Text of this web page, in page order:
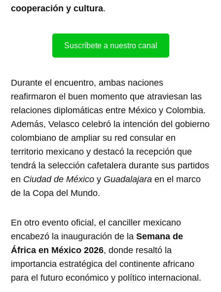
cooperación y cultura.
Suscríbete a nuestro canal
Durante el encuentro, ambas naciones
reafirmaron el buen momento que atraviesan las
relaciones diplomáticas entre México y Colombia.
Además, Velasco celebró la intención del gobierno
colombiano de ampliar su red consular en
territorio mexicano y destacó la recepción que
tendrá la selección cafetalera durante sus partidos
en Ciudad de México y Guadalajara en el marco
de la Copa del Mundo.
En otro evento oficial, el canciller mexicano
encabezó la inauguración de laSemana de
África en México 2026, donde resaltó la
importancia estratégica del continente africano
para el futuro económico y político internacional.